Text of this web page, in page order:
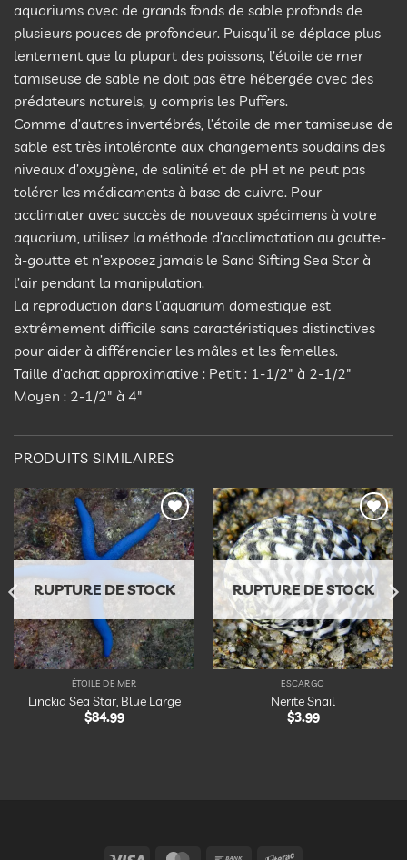
aquariums avec de grands fonds de sable profonds de
plusieurs pouces de profondeur. Puisqu’il se déplace plus
lentement que la plupart des poissons, l’étoile de mer
tamiseuse de sable ne doit pas être hébergée avec des
prédateurs naturels, y compris les Puffers.
Comme d’autres invertébrés, l’étoile de mer tamiseuse de
sable est très intolérante aux changements soudains des
niveaux d’oxygène, de salinité et de pH et ne peut pas
tolérer les médicaments à base de cuivre. Pour
acclimater avec succès de nouveaux spécimens à votre
aquarium, utilisez la méthode d’acclimatation au goutte-
à-goutte et n’exposez jamais le Sand Sifting Sea Star à
l’air pendant la manipulation.
La reproduction dans l’aquarium domestique est
extrêmement difficile sans caractéristiques distinctives
pour aider à différencier les mâles et les femelles.
Taille d’achat approximative : Petit : 1-1/2″ à 2-1/2″
Moyen : 2-1/2″ à 4″
PRODUITS SIMILAIRES
Ajouter
à la
liste
d’envies
RUPTURE DE STOCK
ÉTOILE DE MER
Linckia Sea Star, Blue Large
$84.99
Ajouter
à la
liste
d’envies
RUPTURE DE STOCK
ESCARGO
Nerite Snail
$3.99